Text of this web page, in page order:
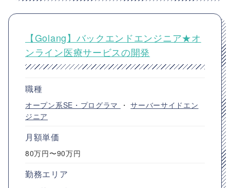
【Golang】バックエンドエンジニア★オ
ンライン医療サービスの開発
職種
オープン系SE・プログラマ ・サーバーサイドエン
ジニア
月額単価
80万円〜90万円
勤務エリア